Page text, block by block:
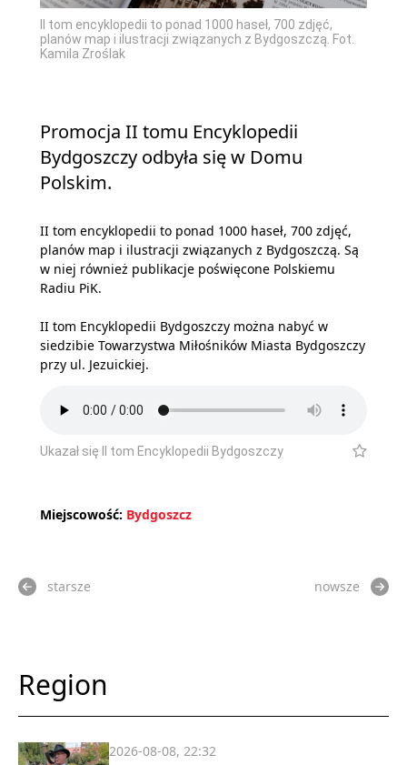
II tom encyklopedii to ponad 1000 haseł, 700 zdjęć,
planów map i ilustracji związanych z Bydgoszczą. Fot.
Kamila Zroślak
Promocja II tomu Encyklopedii
Bydgoszczy odbyła się w Domu
Polskim.
II tom encyklopedii to ponad 1000 haseł, 700 zdjęć,
planów map i ilustracji związanych z Bydgoszczą. Są
w niej również publikacje poświęcone Polskiemu
Radiu PiK.
II tom Encyklopedii Bydgoszczy można nabyć w
siedzibie Towarzystwa Miłośników Miasta Bydgoszczy
przy ul. Jezuickiej.
Ukazał się II tom Encyklopedii Bydgoszczy
Miejscowość: Bydgoszcz
starsze nowsze
Region
2026-08-08, 22:32